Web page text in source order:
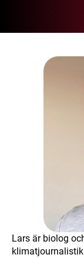
Lars är biolog